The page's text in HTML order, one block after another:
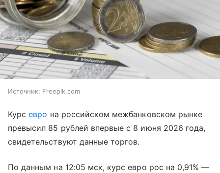
Источник: Freepik.com
Курсевро на российском межбанковском рынке
превысил 85 рублей впервые с 8 июня 2026 года,
свидетельствуют данные торгов.
По данным на 12:05 мск, курс евро рос на 0,91% —